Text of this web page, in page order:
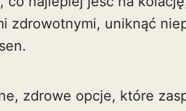
zdrowotnymi, uniknąć
zdrowe opcje, które